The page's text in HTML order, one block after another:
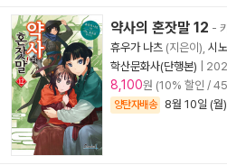
약사의 혼잣말 12 -
휴우가 나츠 (지은이), 시
학산문화사(단행본)
8,100원 (10% 할인 /
양탄자배송 8월 10일 (월)